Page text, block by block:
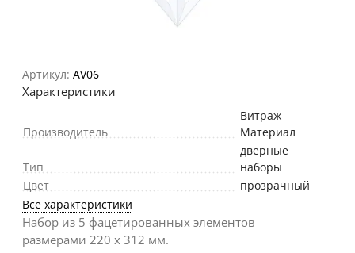
Артикул: AV06
Характеристики
Производитель
Витраж
Материал
Тип
дверные
наборы
Цвет
прозрачный
Все характеристики
Набор из 5 фацетированных элементов
размерами 220 х 312 мм.